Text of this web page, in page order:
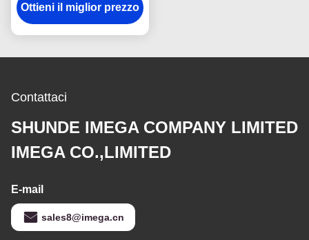
dello specchio rotondo
di trucco
Ottieni il miglior prezzo
Contattaci
SHUNDE IMEGA COMPANY LIMITED
IMEGA CO.,LIMITED
E-mail
sales8@imega.cn